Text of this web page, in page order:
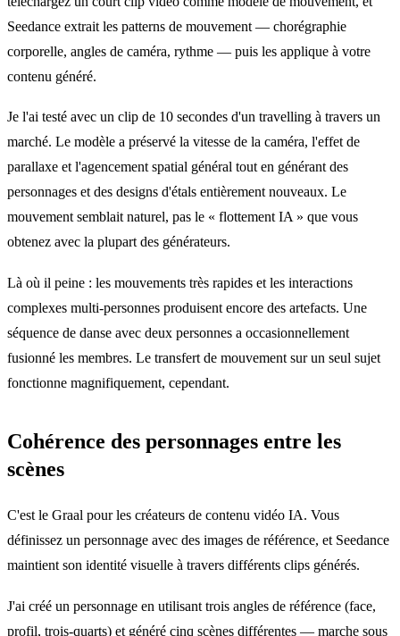
Seedance extrait les patterns de mouvement — chorégraphie
corporelle, angles de caméra, rythme — puis les applique à votre
contenu généré.
Je l'ai testé avec un clip de 10 secondes d'un travelling à travers un
marché. Le modèle a préservé la vitesse de la caméra, l'effet de
parallaxe et l'agencement spatial général tout en générant des
personnages et des designs d'étals entièrement nouveaux. Le
mouvement semblait naturel, pas le « flottement IA » que vous
obtenez avec la plupart des générateurs.
Là où il peine : les mouvements très rapides et les interactions
complexes multi-personnes produisent encore des artefacts. Une
séquence de danse avec deux personnes a occasionnellement
fusionné les membres. Le transfert de mouvement sur un seul sujet
fonctionne magnifiquement, cependant.
Cohérence des personnages entre les
scènes
C'est le Graal pour les créateurs de contenu vidéo IA. Vous
définissez un personnage avec des images de référence, et Seedance
maintient son identité visuelle à travers différents clips générés.
J'ai créé un personnage en utilisant trois angles de référence (face,
profil, trois-quarts) et généré cinq scènes différentes — marche sous